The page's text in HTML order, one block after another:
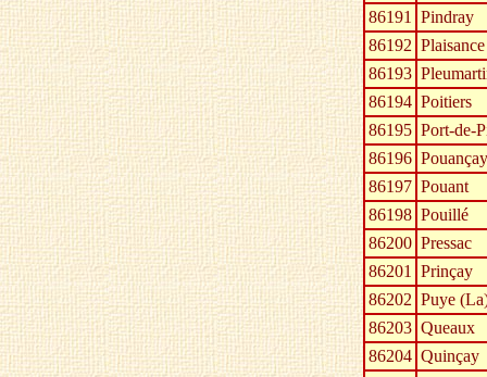
86191 Pindray
86192 Plaisance
86193
86194 Poitiers
86195 Port-de-
86196 Pouançay
86197 Pouant
86198 Pouillé
86200 Pressac
86201 Prinçay
86202 Puye
86203 Queaux
86204 Quinçay